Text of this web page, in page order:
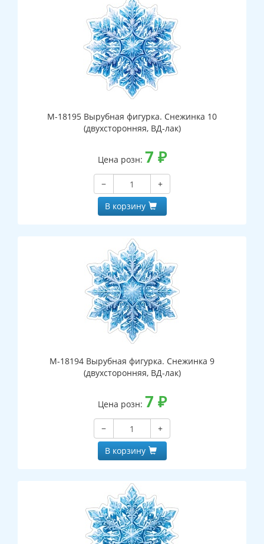
М-18195 Вырубная фигурка. Снежинка 10
(двухсторонняя, ВД-лак)
Цена розн: 7 ₽
−
+
В корзину
М-18194 Вырубная фигурка. Снежинка 9
(двухсторонняя, ВД-лак)
Цена розн: 7 ₽
−
+
В корзину